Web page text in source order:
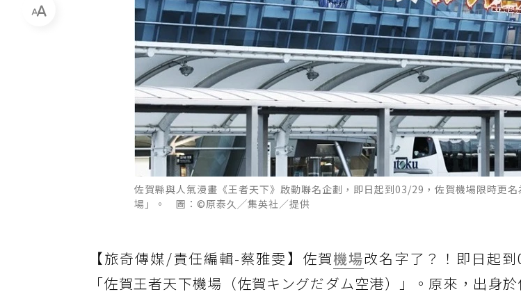
佐賀縣與人氣漫畫《王者天下》啟動聯名企劃，即日起到03/29，佐賀機場限時更名
場」。 圖：©原泰久╱集英社／提供
【旅奇傳媒/責任編輯-蔡雅雯】佐賀機場改名字了？！即日起
「佐賀王者天下機場（佐賀キングだダム空港）」。原來，出身